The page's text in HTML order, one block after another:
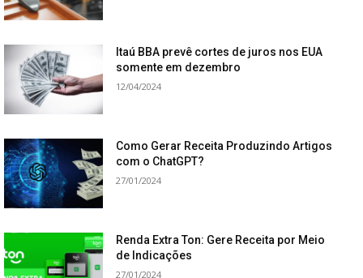
Itaú BBA prevê cortes de juros nos EUA
somente em dezembro
12/04/2024
Como Gerar Receita Produzindo Artigos
com o ChatGPT?
27/01/2024
Renda Extra Ton: Gere Receita por Meio
de Indicações
27/01/2024